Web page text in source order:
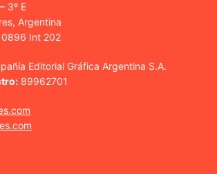
3º E
Argentina
Int 202
Editorial Gráfica Argentina S.A.
89962701